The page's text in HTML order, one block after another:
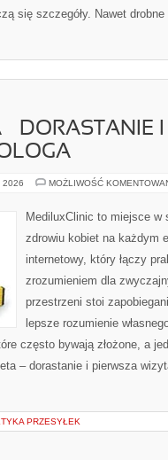
się szczegóły. Nawet
DORASTANIE
2026 MOŻLIWOŚĆ
MediluxClinic to miejsce
zdrowiu kobiet na każdym
internetowy, który łączy
zrozumieniem dla
przestrzeni stoi
lepsze rozumienie
często bywają złożone, a
– dorastanie i pierwsza
PRZESYŁEK